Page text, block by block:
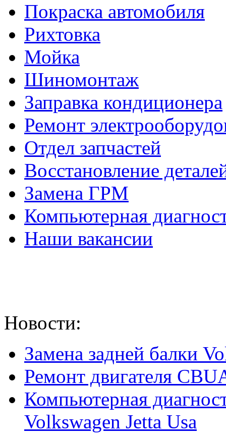
Покраска автомобиля
Рихтовка
Мойка
Шиномонтаж
Заправка кондиционера
Ремонт
Отдел запчастей
Восстановление
Замена ГРМ
Компьютерная
Наши вакансии
Новости:
Замена задней балки
Ремонт двигателя
Компьютерная
Volkswagen Jetta Usa